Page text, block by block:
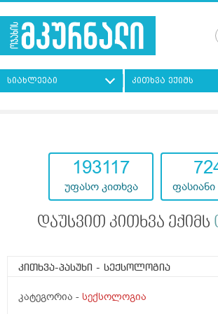
სიახლეები კითხვა ექიმს
193117
უფასო კითხვა ფასიანი
დაუსვით კითხვა ექიმს
კითხვა-პასუხი - სექსოლოგია
კატეგორია - სექსოლოგია